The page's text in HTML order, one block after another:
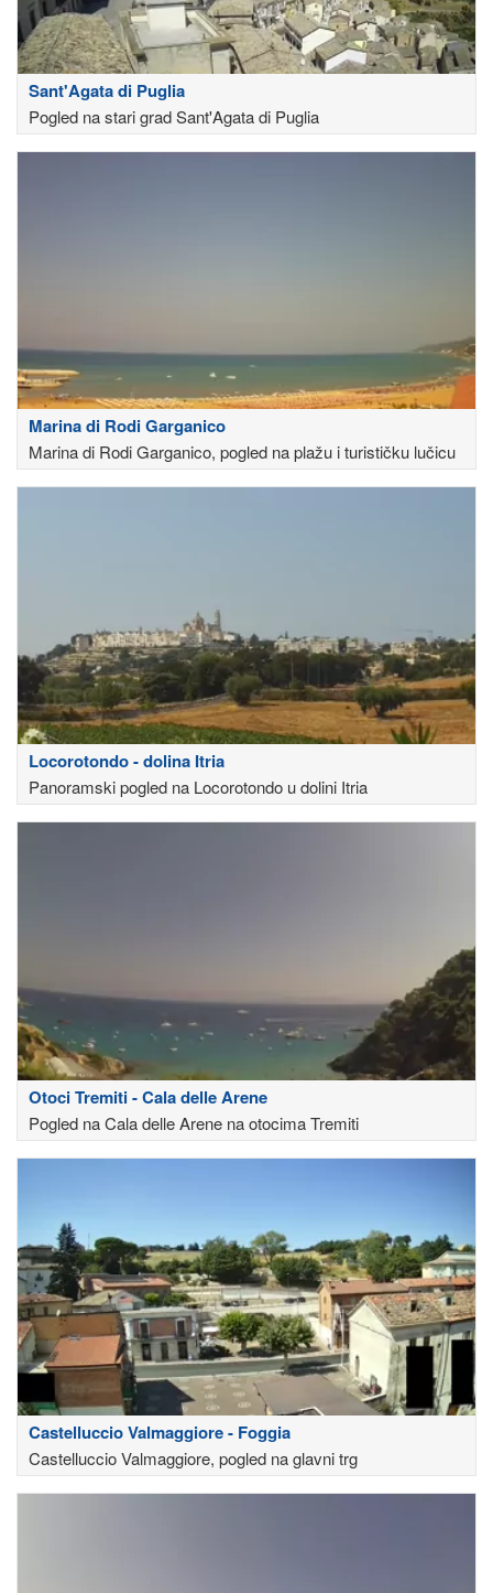
Sant'Agata di Puglia
Pogled na stari grad Sant'Agata di Puglia
Marina di Rodi Garganico
Marina di Rodi Garganico, pogled na plažu i turističku lučicu
Locorotondo - dolina Itria
Panoramski pogled na Locorotondo u dolini Itria
Otoci Tremiti - Cala delle Arene
Pogled na Cala delle Arene na otocima Tremiti
Castelluccio Valmaggiore - Foggia
Castelluccio Valmaggiore, pogled na glavni trg